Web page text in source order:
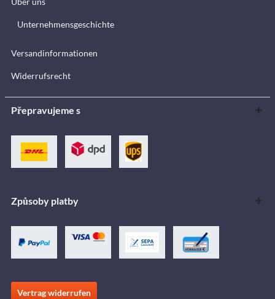
Unternehmensgeschichte
Versandinformationen
Widerrufsrecht
Přepravujeme s
Způsoby platby
Vertrag widerrufen